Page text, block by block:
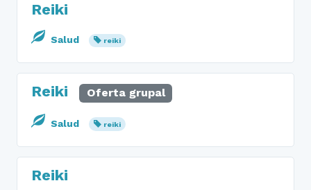
Reiki
Salud reiki
Reiki Oferta grupal
Salud reiki
Reiki